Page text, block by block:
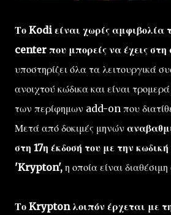
Το Kodi είναι χωρίς αμφιβολία
center που μπορείς να έχεις στη
υποστηρίζει όλα τα λειτουργικά
ανοιχτού κώδικα και είναι
των περίφημων add-on που
Μετά από δοκιμές μηνών
στη 17η έκδοσή του με την
'Krypton', η οποία είναι
Το Krypton λοιπόν έρχεται με